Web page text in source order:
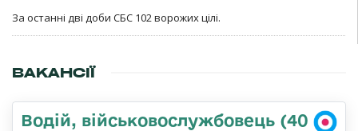
За останні дві доби СБС 102 ворожих цілі.
ВАКАНСІЇ
Водій, військовослужбовець (40